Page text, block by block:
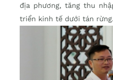
địa phương, tăng thu
triển kinh tế dưới tán rừng.